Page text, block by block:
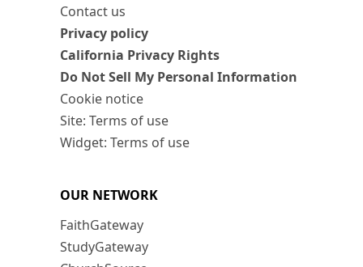
Contact us
Privacy policy
California Privacy Rights
Do Not Sell My Personal Information
Cookie notice
Site: Terms of use
Widget: Terms of use
OUR NETWORK
FaithGateway
StudyGateway